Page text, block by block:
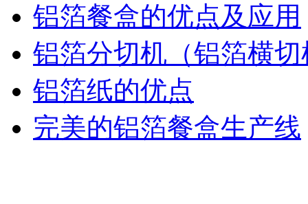
铝箔餐盒的优点及应用
铝箔分切机（铝箔横
铝箔纸的优点
完美的铝箔餐盒生产线